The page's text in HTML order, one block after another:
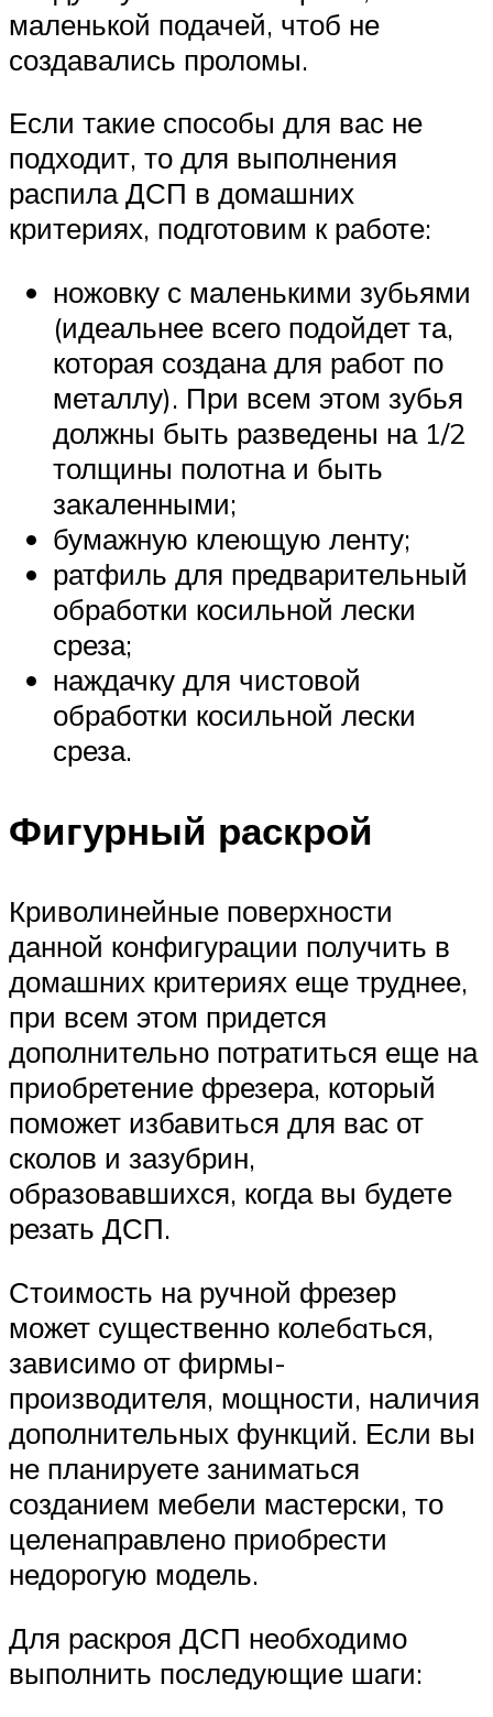
маленькой подачей, чтоб не
создавались проломы.
Если такие способы для вас не
подходит, то для выполнения
распила ДСП в домашних
критериях, подготовим к работе:
ножовку с маленькими зубьями
(идеальнее всего подойдет та,
которая создана для работ по
металлу). При всем этом зубья
должны быть разведены на 1/2
толщины полотна и быть
закаленными;
бумажную клеющую ленту;
ратфиль для предварительный
обработки косильной лески
среза;
наждачку для чистовой
обработки косильной лески
среза.
Фигурный раскрой
Криволинейные поверхности
данной конфигурации получить в
домашних критериях еще труднее,
при всем этом придется
дополнительно потратиться еще на
приобретение фрезера, который
поможет избавиться для вас от
сколов и зазубрин,
образовавшихся, когда вы будете
резать ДСП.
Стоимость на ручной фрезер
может существенно колeбaться,
зависимо от фирмы-
производителя, мощности, наличия
дополнительных функций. Если вы
не планируете заниматься
созданием мебели мастерски, то
целенаправлено приобрести
недорогую модель.
Для раскроя ДСП необходимо
выполнить последующие шаги: